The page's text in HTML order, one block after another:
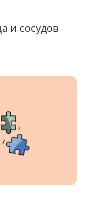
и сосудов